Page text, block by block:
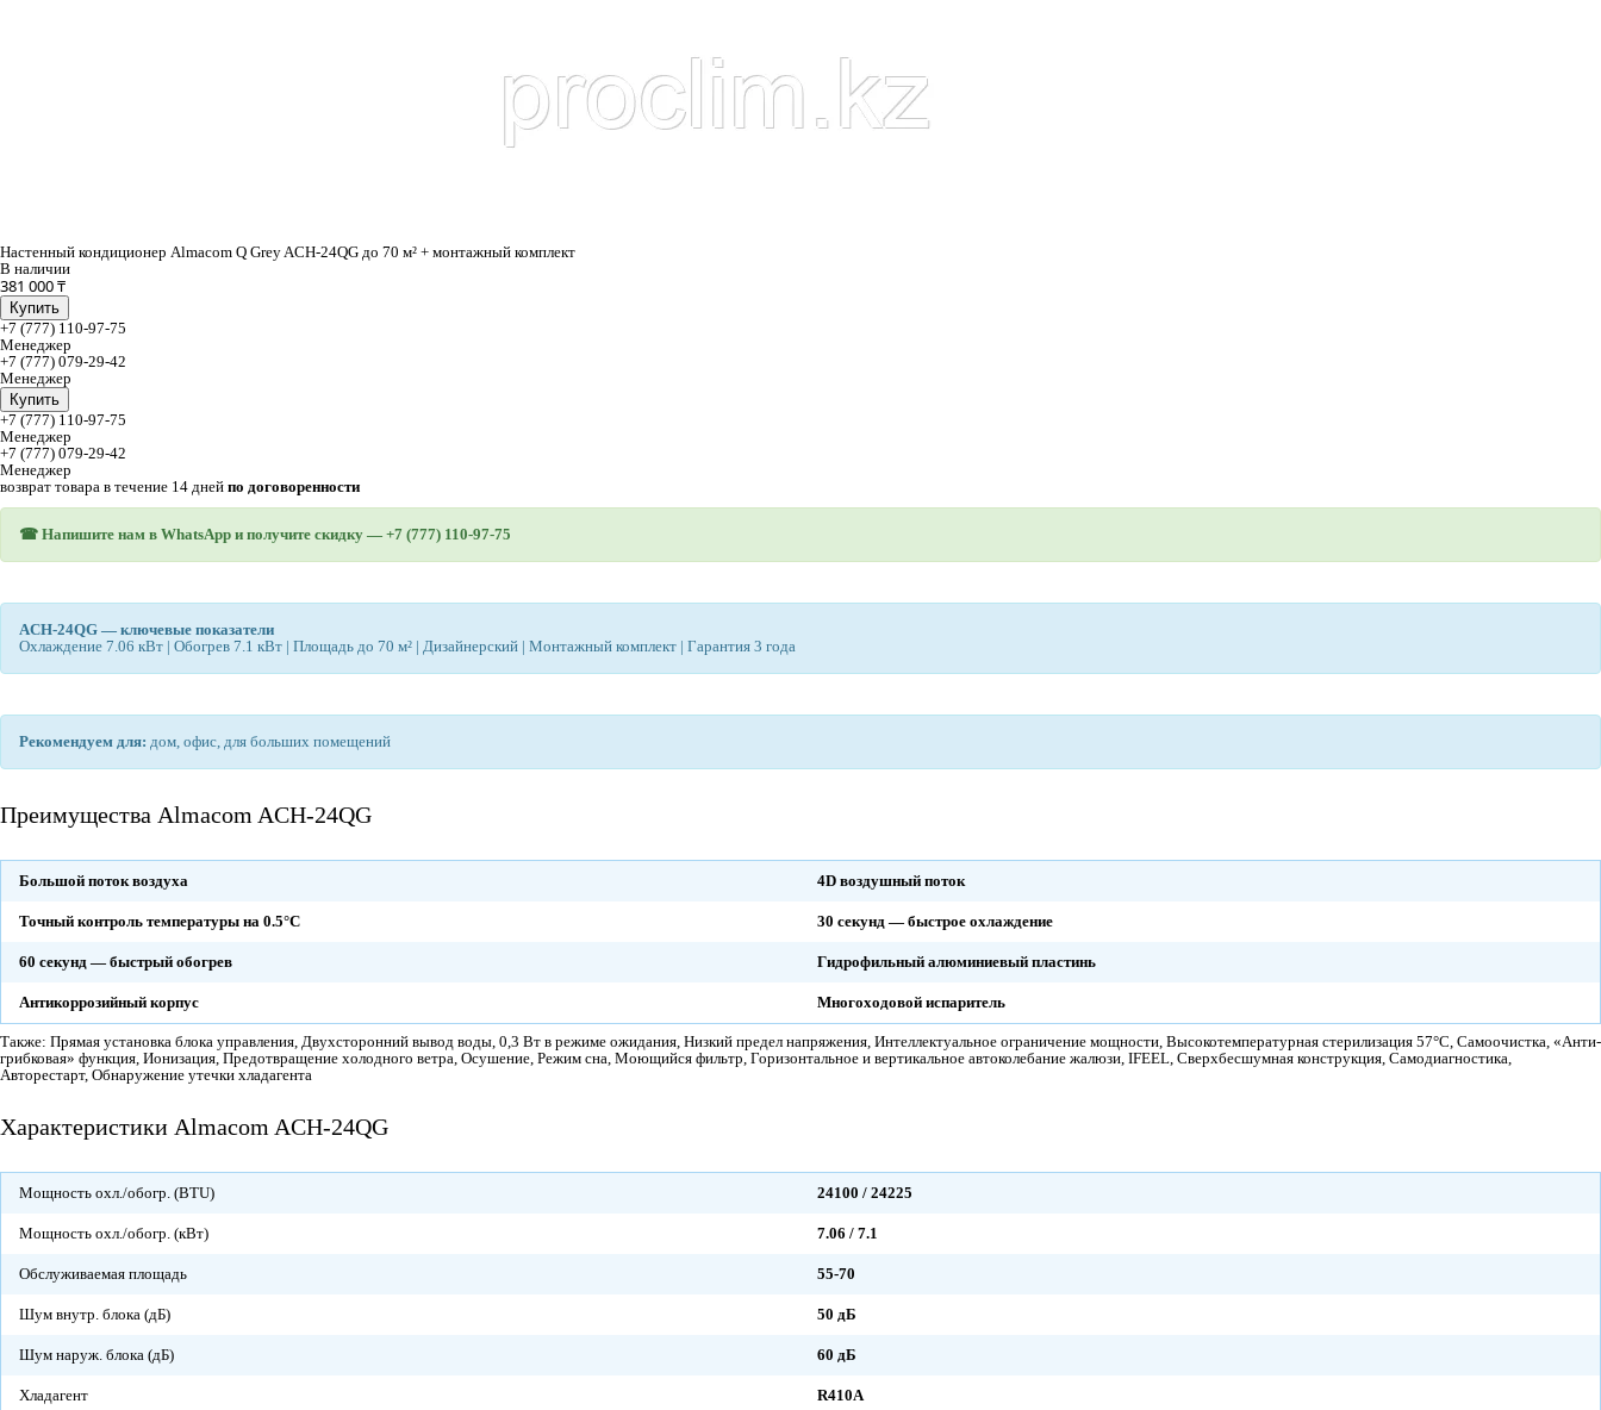
Настенный кондиционер Almacom Q Grey ACH-24QG до 70 м² + монтажный комплект
В наличии
381 000 ₸
Купить
+7 (777) 110-97-75
Менеджер
+7 (777) 079-29-42
Менеджер
Купить
+7 (777) 110-97-75
Менеджер
+7 (777) 079-29-42
Менеджер
возврат товара в течение 14 дней по договоренности
☎ Напишите нам в WhatsApp и получите скидку — +7 (777) 110-97-75
ACH-24QG — ключевые показатели
Охлаждение 7.06 кВт | Обогрев 7.1 кВт | Площадь до 70 м² | Дизайнерский | Монтажный комплект | Гарантия 3 года
Рекомендуем для: дом, офис, для больших помещений
Преимущества Almacom ACH-24QG
Большой поток воздуха 4D воздушный поток
Точный контроль температуры на 0.5°C 30 секунд — быстрое охлаждение
60 секунд — быстрый обогрев Гидрофильный алюминиевый пластинь
Антикоррозийный корпус Многоходовой испаритель
Также: Прямая установка блока управления, Двухсторонний вывод воды, 0,3 Вт в режиме ожидания, Низкий предел напряжения, Интеллектуальное ограничение мощности, Высокотемпературная стерилизация 57°C, Самоочистка, «Анти-
грибковая» функция, Ионизация, Предотвращение холодного ветра, Осушение, Режим сна, Моющийся фильтр, Горизонтальное и вертикальное автоколебание жалюзи, IFEEL, Сверхбесшумная конструкция, Самодиагностика,
Авторестарт, Обнаружение утечки хладагента
Характеристики Almacom ACH-24QG
Мощность охл./обогр. (BTU) 24100 / 24225
Мощность охл./обогр. (кВт) 7.06 / 7.1
Обслуживаемая площадь 55-70
Шум внутр. блока (дБ) 50 дБ
Шум наруж. блока (дБ) 60 дБ
Хладагент R410A